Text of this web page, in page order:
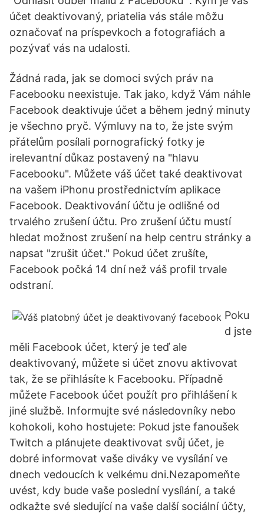
účet deaktivovaný, priatelia vás stále môžu
označovať na príspevkoch a fotografiách a
pozývať vás na udalosti.
Žádná rada, jak se domoci svých práv na
Facebooku neexistuje. Tak jako, když Vám náhle
Facebook deaktivuje účet a během jedný minuty
je všechno pryč. Výmluvy na to, že jste svým
přátelům posílali pornografický fotky je
irelevantní důkaz postavený na "hlavu
Facebooku". Můžete váš účet také deaktivovat
na vašem iPhonu prostřednictvím aplikace
Facebook. Deaktivování účtu je odlišné od
trvalého zrušení účtu. Pro zrušení účtu mustí
hledat možnost zrušení na help centru stránky a
napsat "zrušit účet." Pokud účet zrušíte,
Facebook počká 14 dní než váš profil trvale
odstraní.
Poku
d jste
měli Facebook účet, který je teď ale
deaktivovaný, můžete si účet znovu aktivovat
tak, že se přihlásíte k Facebooku. Případně
můžete Facebook účet použít pro přihlášení k
jiné službě. Informujte své následovníky nebo
kohokoli, koho hostujete: Pokud jste fanoušek
Twitch a plánujete deaktivovat svůj účet, je
dobré informovat vaše diváky ve vysílání ve
dnech vedoucích k velkému dni.Nezapomeňte
uvést, kdy bude vaše poslední vysílání, a také
odkažte své sledující na vaše další sociální účty,